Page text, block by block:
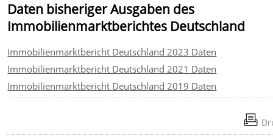
Daten bisheriger Ausgaben des
Immobilienmarktberichtes Deutschland
Immobilienmarktbericht Deutschland 2023 Daten
Immobilienmarktbericht Deutschland 2021 Daten
Immobilienmarktbericht Deutschland 2019 Daten